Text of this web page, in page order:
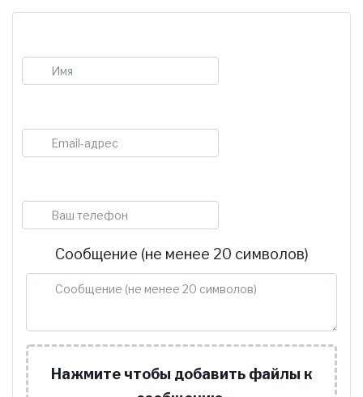
Сообщение (не менее 20 символов)
Нажмите чтобы добавить файлы к